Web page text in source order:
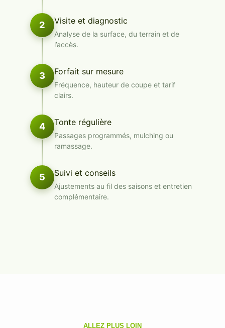
2 Visite et diagnostic
Analyse de la surface, du terrain et de
l’accès.
3 Forfait sur mesure
Fréquence, hauteur de coupe et tarif
clairs.
4 Tonte régulière
Passages programmés, mulching ou
ramassage.
5 Suivi et conseils
Ajustements au fil des saisons et entretien
complémentaire.
ALLEZ PLUS LOIN